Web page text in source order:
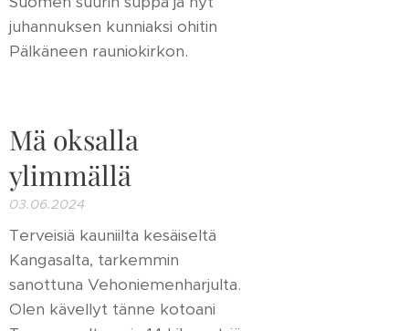
juhannuksen kunniaksi ohitin
Pälkäneen rauniokirkon.
Mä oksalla
ylimmällä
03.06.2024
Terveisiä kauniilta kesäiseltä
Kangasalta, tarkemmin
sanottuna Vehoniemenharjulta.
Olen kävellyt tänne kotoani